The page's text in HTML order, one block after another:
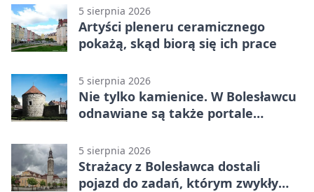
5 sierpnia 2026
Artyści pleneru ceramicznego
pokażą, skąd biorą się ich prace
5 sierpnia 2026
Nie tylko kamienice. W Bolesławcu
odnawiane są także portale
5 sierpnia 2026
Strażacy z Bolesławca dostali
pojazd do zadań, którym zwykły